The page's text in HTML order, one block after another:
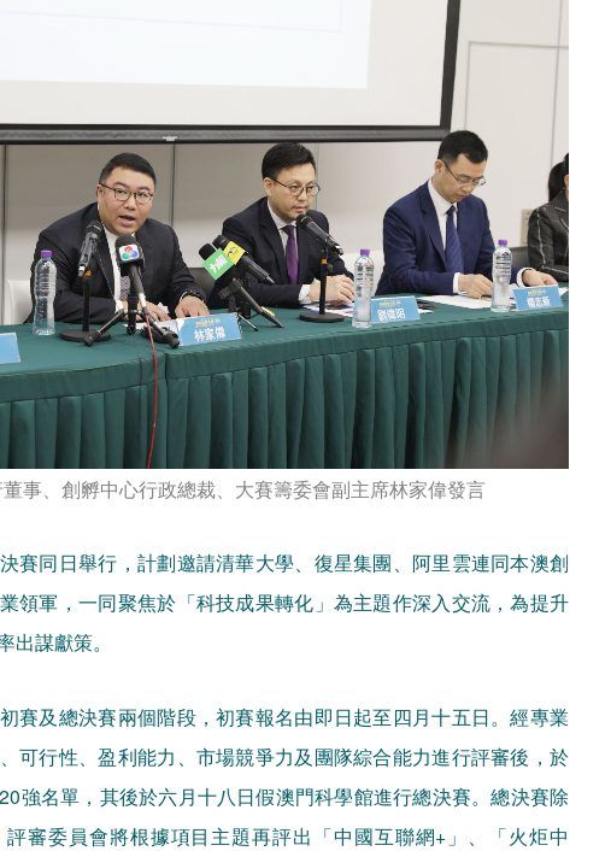
事、創孵中心行政總裁、大賽籌委會副主席林家偉發言
賽同日舉行，計劃邀請清華大學、復星集團、阿里雲連同本澳創
領軍，一同聚焦於「科技成果轉化」為主題作深入交流，為提升
出謀獻策。
賽及總決賽兩個階段，初賽報名由即日起至四月十五日。經專業
可行性、盈利能力、市場競爭力及團隊綜合能力進行評審後，於
強名單，其後於六月十八日假澳門科學館進行總決賽。總決賽除
審委員會將根據項目主題再評出「中國互聯網+」、「火炬中